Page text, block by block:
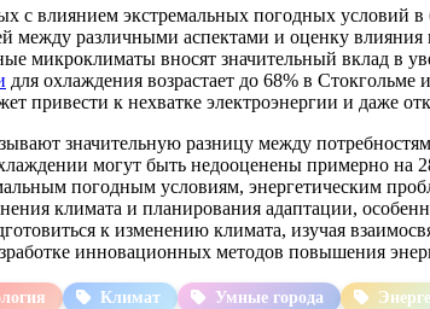
с влиянием экстремальных погодных условий
между различными аспектами и оценку влияния
микроклиматы вносят значительный вклад в
для охлаждения возрастает до 68% в
привести к нехватке электроэнергии и даже
значительную разницу между
могут быть недооценены примерно на
погодным условиям, энергетическим
климата и планирования адаптации,
к изменению климата, изучая
инновационных методов повышения
Климат Умные города